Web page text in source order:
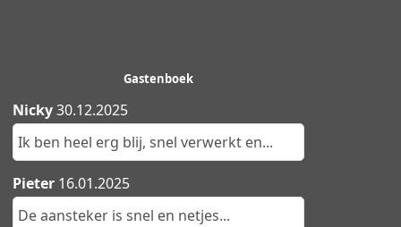
Gastenboek
Nicky30.12.2025
Ik ben heel erg blij, snel verwerkt en...
Pieter 16.01.2025
De aansteker is snel en netjes...